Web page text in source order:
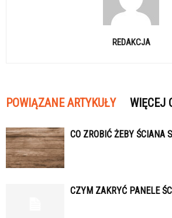
REDAKCJA
POWIĄZANE ARTYKUŁY WIĘCEJ
CO ZROBIĆ ŻEBY ŚCIANA
CZYM ZAKRYĆ PANELE